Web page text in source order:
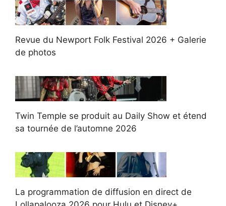
Revue du Newport Folk Festival 2026 + Galerie
de photos
Twin Temple se produit au Daily Show et étend
sa tournée de l’automne 2026
La programmation de diffusion en direct de